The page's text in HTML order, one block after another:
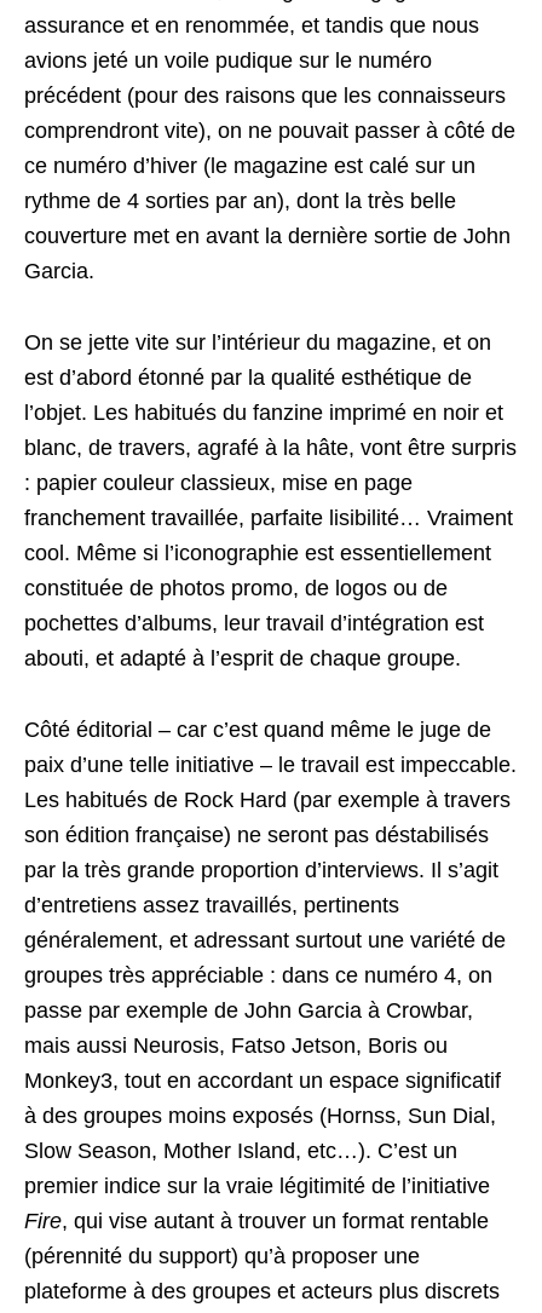
assurance et en renommée, et tandis que nous
avions jeté un voile pudique sur le numéro
précédent (pour des raisons que les connaisseurs
comprendront vite), on ne pouvait passer à côté de
ce numéro d’hiver (le magazine est calé sur un
rythme de 4 sorties par an), dont la très belle
couverture met en avant la dernière sortie de John
Garcia.
On se jette vite sur l’intérieur du magazine, et on
est d’abord étonné par la qualité esthétique de
l’objet. Les habitués du fanzine imprimé en noir et
blanc, de travers, agrafé à la hâte, vont être surpris
: papier couleur classieux, mise en page
franchement travaillée, parfaite lisibilité… Vraiment
cool. Même si l’iconographie est essentiellement
constituée de photos promo, de logos ou de
pochettes d’albums, leur travail d’intégration est
abouti, et adapté à l’esprit de chaque groupe.
Côté éditorial – car c’est quand même le juge de
paix d’une telle initiative – le travail est impeccable.
Les habitués de Rock Hard (par exemple à travers
son édition française) ne seront pas déstabilisés
par la très grande proportion d’interviews. Il s’agit
d’entretiens assez travaillés, pertinents
généralement, et adressant surtout une variété de
groupes très appréciable : dans ce numéro 4, on
passe par exemple de John Garcia à Crowbar,
mais aussi Neurosis, Fatso Jetson, Boris ou
Monkey3, tout en accordant un espace significatif
à des groupes moins exposés (Hornss, Sun Dial,
Slow Season, Mother Island, etc…). C’est un
premier indice sur la vraie légitimité de l’initiative
Fire, qui vise autant à trouver un format rentable
(pérennité du support) qu’à proposer une
plateforme à des groupes et acteurs plus discrets